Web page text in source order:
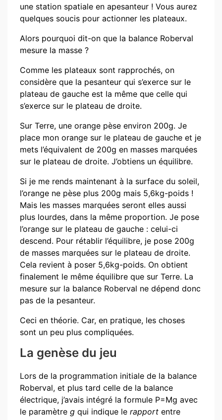
une station spatiale en apesanteur ! Vous aurez
quelques soucis pour actionner les plateaux.
Alors pourquoi dit-on que la balance Roberval
mesure la masse ?
Comme les plateaux sont rapprochés, on
considère que la pesanteur qui s’exerce sur le
plateau de gauche est la même que celle qui
s’exerce sur le plateau de droite.
Sur Terre, une orange pèse environ 200g. Je
place mon orange sur le plateau de gauche et je
mets l’équivalent de 200g en masses marquées
sur le plateau de droite. J’obtiens un équilibre.
Si je me rends maintenant à la surface du soleil,
l’orange ne pèse plus 200g mais 5,6kg-poids !
Mais les masses marquées seront elles aussi
plus lourdes, dans la même proportion. Je pose
l’orange sur le plateau de gauche : celui-ci
descend. Pour rétablir l’équilibre, je pose 200g
de masses marquées sur le plateau de droite.
Cela revient à poser 5,6kg-poids. On obtient
finalement le même équilibre que sur Terre. La
mesure sur la balance Roberval ne dépend donc
pas de la pesanteur.
Ceci en théorie. Car, en pratique, les choses
sont un peu plus compliquées.
La genèse du jeu
Lors de la programmation initiale de la balance
Roberval, et plus tard celle de la balance
électrique, j’avais intégré la formule P=Mg avec
le paramètre g qui indique le rapport entre